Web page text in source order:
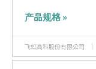
产品规格 »
飞虹高科股份有限公司